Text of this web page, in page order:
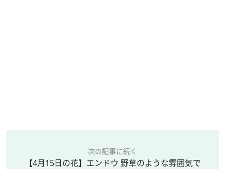
次の記事に続く
【4月15日の花】エンドウ 野草のような雰囲気で